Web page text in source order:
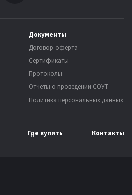
Документы
Договор-оферта
Сертификаты
Протоколы
Отчеты о проведении СОУТ
Политика персональных данных
Где купить Контакты